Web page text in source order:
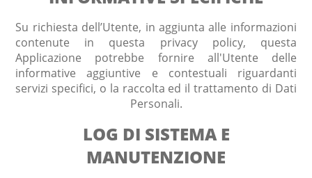
Su richiesta dell’Utente, in aggiunta alle informazioni
contenute in questa privacy policy, questa
Applicazione potrebbe fornire all'Utente delle
informative aggiuntive e contestuali riguardanti
servizi specifici, o la raccolta ed il trattamento di Dati
Personali.
LOG DI SISTEMA E
MANUTENZIONE